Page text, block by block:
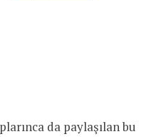
da paylaşılan bu